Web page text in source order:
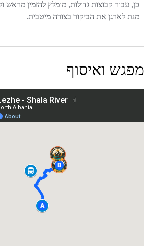
כן, עבור קבוצות גדולות, מומלץ להזמין מראש
מנת לארגן את הביקור בצורה מיטבית.
מפגש ואיסוף